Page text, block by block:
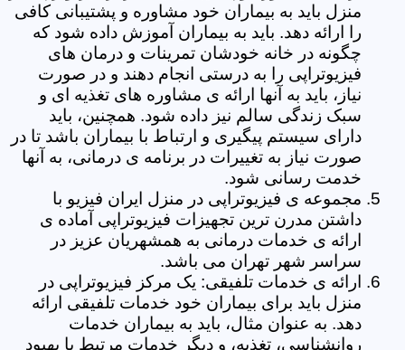
منزل باید به بیماران خود مشاوره و پشتیبانی کافی
را ارائه دهد. باید به بیماران آموزش داده شود که
چگونه در خانه خودشان تمرینات و درمان های
فیزیوتراپی را به درستی انجام دهند و در صورت
نیاز، باید به آنها ارائه ی مشاوره های تغذیه ای و
سبک زندگی سالم نیز داده شود. همچنین، باید
دارای سیستم پیگیری و ارتباط با بیماران باشد تا در
صورت نیاز به تغییرات در برنامه ی درمانی، به آنها
خدمت رسانی شود.
مجموعه ی فیزیوتراپی در منزل ایران فیزیو با
داشتن مدرن ترین تجهیزات فیزیوتراپی آماده ی
ارائه ی خدمات درمانی به همشهریان عزیز در
سراسر شهر تهران می باشد.
ارائه ی خدمات تلفیقی: یک مرکز فیزیوتراپی در
منزل باید برای بیماران خود خدمات تلفیقی ارائه
دهد. به عنوان مثال، باید به بیماران خدمات
روانشناسی، تغذیه، و دیگر خدمات مرتبط با بهبود